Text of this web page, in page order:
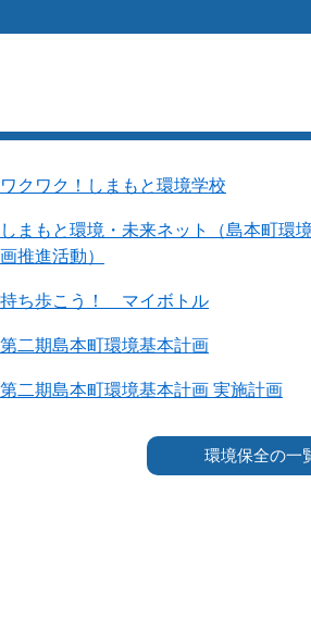
ワクワク！しまもと環境学校
しまもと環境・未来ネット（島本町環
画推進活動）
持ち歩こう！ マイボトル
第二期島本町環境基本計画
第二期島本町環境基本計画 実施計画
環境保全の一